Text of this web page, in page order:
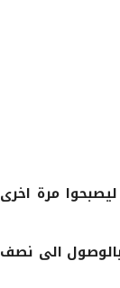
الاطلس” من جديد موعدا مع التاريخ ببلوغهم ربع نهائي مونديال 2026، ليصبحوا مرة اخرى
بالوصول الى نصف